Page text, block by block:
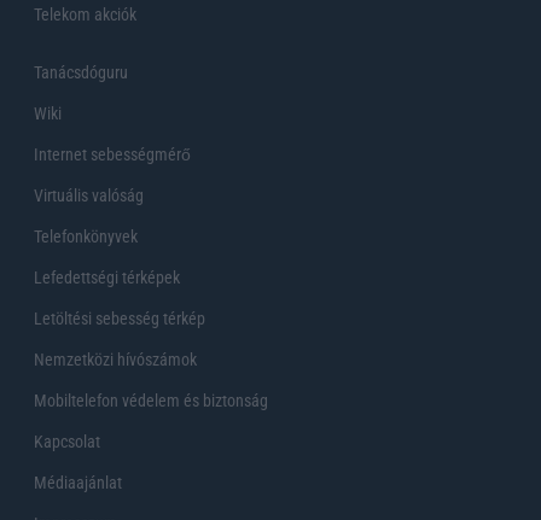
Telekom akciók
Tanácsdóguru
Wiki
Internet sebességmérő
Virtuális valóság
Telefonkönyvek
Lefedettségi térképek
Letöltési sebesség térkép
Nemzetközi hívószámok
Mobiltelefon védelem és biztonság
Kapcsolat
Médiaajánlat